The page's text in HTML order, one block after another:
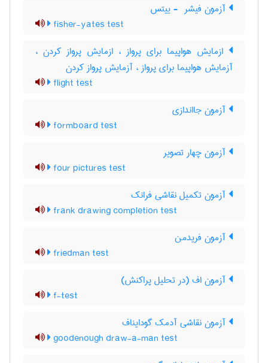
آزمون فیشر ‎ - ییتس
fisher-yates test
ازمایش هواپیما برای پرواز ، ازمایش پرواز کردن ،
آزمایش هواپیما برای پرواز ، آزمایش پرواز کردن
flight test
آزمون جااندازی
formboard test
آزمون چهار تصویر
four pictures test
آزمون تکمیل نقاشی فرانک
frank drawing completion test
آزمون فریدمن
friedman test
آزمون اف (در تحلیل پراکنش)
f-test
آزمون نقاشی آدمک گودایناف
goodenough draw-a-man test